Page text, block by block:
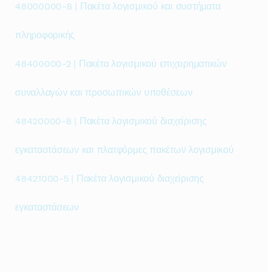
48000000-8 | Πακέτα λογισμικού και συστήματα
πληροφορικής
48400000-2 | Πακέτα λογισμικού επιχειρηματικών
συναλλαγών και προσωπικών υποθέσεων
48420000-8 | Πακέτα λογισμικού διαχείρισης
εγκαταστάσεων και πλατφόρμες πακέτων λογισμικού
48421000-5 | Πακέτα λογισμικού διαχείρισης
εγκαταστάσεων